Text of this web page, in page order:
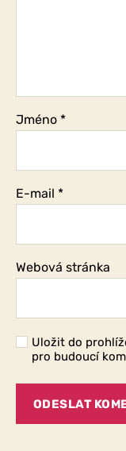
Jméno *
E-mail *
Webová stránka
Uložit do
pro budoucí